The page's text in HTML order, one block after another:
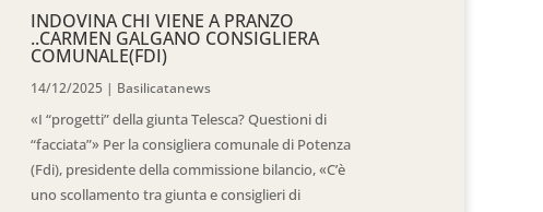
INDOVINA CHI VIENE A PRANZO
..CARMEN GALGANO CONSIGLIERA
COMUNALE(FDI)
14/12/2025 | Basilicatanews
«I “progetti” della giunta Telesca? Questioni di
“facciata”» Per la consigliera comunale di Potenza
(Fdi), presidente della commissione bilancio, «C’è
uno scollamento tra giunta e consiglieri di